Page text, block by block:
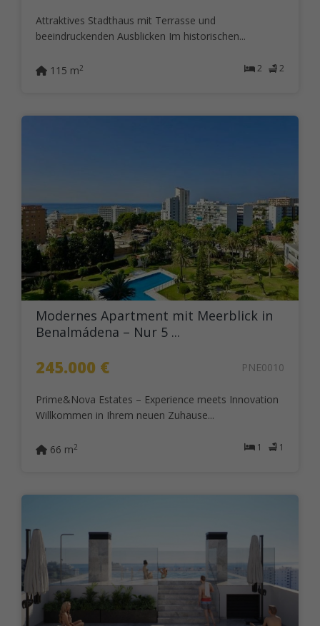
Attraktives Stadthaus mit Terrasse und
beeindruckenden Ausblicken Im historischen...
2 2
115 m2
Modernes Apartment mit Meerblick in
Benalmádena – Nur 5 ...
245.000 € PNE0010
Prime&Nova Estates – Experience meets Innovation
Willkommen in Ihrem neuen Zuhause...
1 1
66 m2